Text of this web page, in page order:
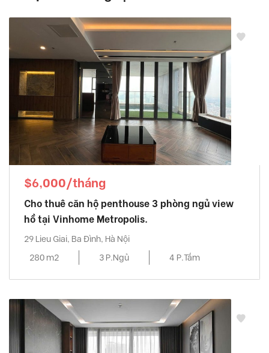
$6,000/tháng
Cho thuê căn hộ penthouse 3 phòng ngủ view
hồ tại Vinhome Metropolis.
29 Lieu Giai, Ba Đình, Hà Nội
280 m2
3 P.Ngủ 4 P.Tắm